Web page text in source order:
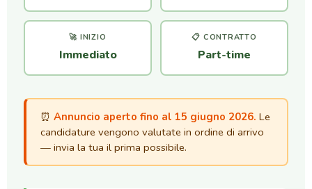
🚀 INIZIO
Immediato
📋 CONTRATTO
Part-time
⏰ Annuncio aperto fino al 15 giugno 2026. Le
candidature vengono valutate in ordine di arrivo
— invia la tua il prima possibile.